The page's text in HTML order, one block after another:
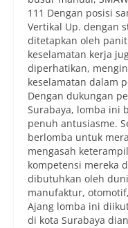
111 Dengan posisi
Vertikal Up. dengan
ditetapkan oleh
keselamatan kerja
diperhatikan,
keselamatan dalam
Dengan dukungan
Surabaya, lomba ini
penuh antusiasme.
berlomba untuk
mengasah
kompetensi mereka
dibutuhkan oleh
manufaktur,
Ajang lomba ini
di kota Surabaya